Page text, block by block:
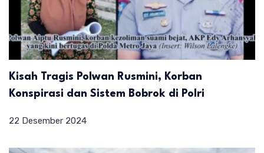
Kisah Tragis Polwan Rusmini, Korban
Konspirasi dan Sistem Bobrok di Polri
22 Desember 2024